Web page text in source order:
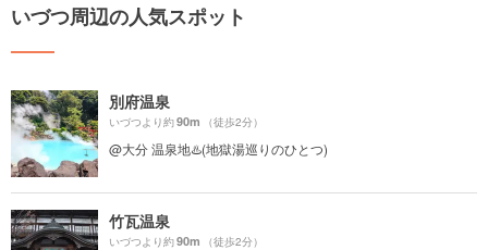
いづつ周辺の人気スポット
別府温泉
いづつより約90m （徒歩2分）
@大分 温泉地♨️(地獄湯巡りのひとつ)
竹瓦温泉
いづつより約90m （徒歩2分）